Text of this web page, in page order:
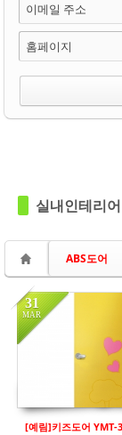
이메일 주소
홈페이지
실내인테리
ABS도어
31
MAR
in
Views348
[예림]키즈도어 YMT-
키즈도어